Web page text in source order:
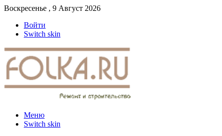
Воскресенье , 9 Август 2026
Войти
Switch skin
Меню
Switch skin